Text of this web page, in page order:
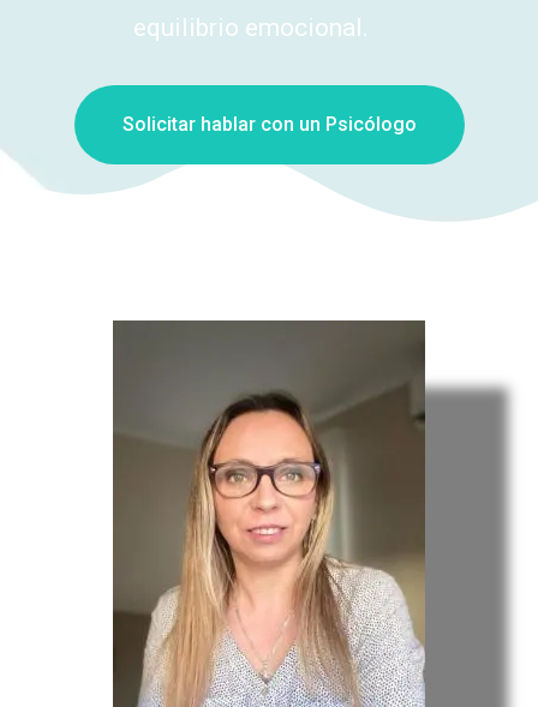
equilibrio emocional.
Solicitar hablar con un Psicólogo